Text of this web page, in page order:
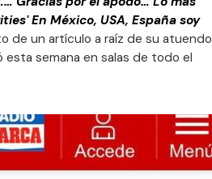
En México, USA, España soy
de un artículo a raíz de su atuendo
esta semana en salas de todo el